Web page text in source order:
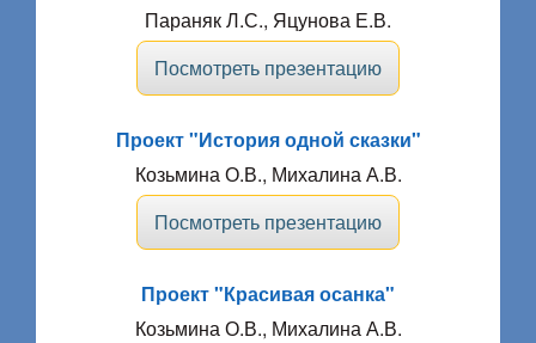
Параняк Л.С., Яцунова Е.В.
Посмотреть презентацию
Проект "История одной сказки"
Козьмина О.В., Михалина А.В.
Посмотреть презентацию
Проект "Красивая осанка"
Козьмина О.В., Михалина А.В.